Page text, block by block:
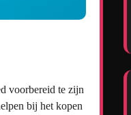
voorbereid te zijn
bij het kopen